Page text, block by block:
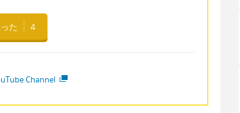
た 4
Channel